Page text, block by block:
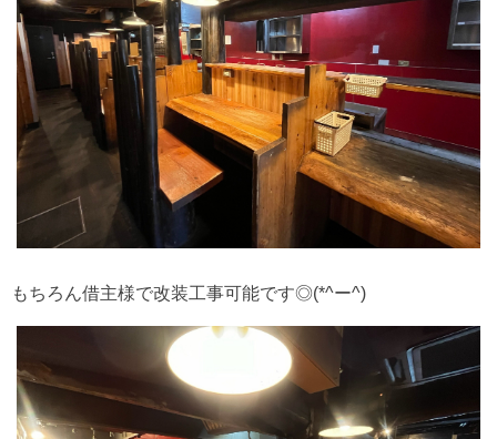
もちろん借主様で改装工事可能です◎(*^ー^)